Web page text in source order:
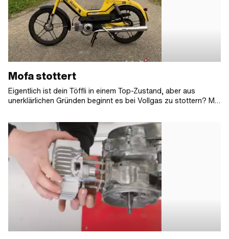
Mofa stottert
Eigentlich ist dein Töffli in einem Top-Zustand, aber aus
unerklärlichen Gründen beginnt es bei Vollgas zu stottern? Mit
Ursache für das Stottern deines Mofas im Bereich der
Zündung und lässt sich schnell beheben. Allerdings sind auch
häufig defekte Dichtungen, verdreckte Düsen oder die falsche
Abstimmung des Vergasers der Grund dafür, dass dein Töffli
zickt. Ist die Vergaserbaugruppe betroffen, dann ist einiges an
Schraubarbeit notwendig. Wir stellen dir die Gründe für das
Stottern genauer vor und geben dir Tipps, wo du mit deiner
Inspektion beginnen solltest.